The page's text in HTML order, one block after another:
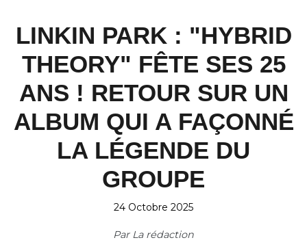
LINKIN PARK : "HYBRID
THEORY" FÊTE SES 25
ANS ! RETOUR SUR UN
ALBUM QUI A FAÇONNÉ
LA LÉGENDE DU
GROUPE
24 Octobre 2025
Par La rédaction